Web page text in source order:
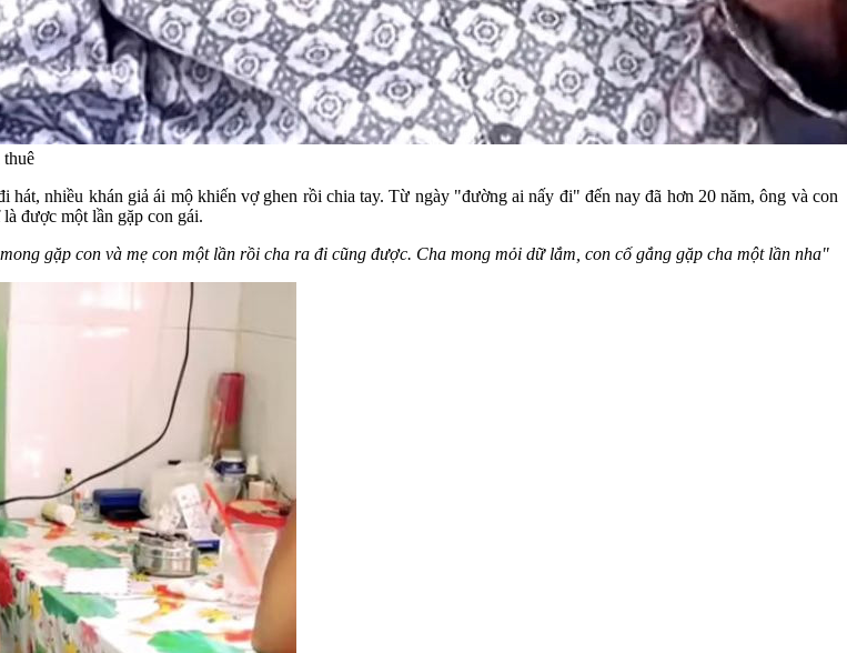
thuê
nhiều khán giả ái mộ khiến vợ ghen rồi chia tay. Từ ngày "đường ai nấy đi" đến nay đã hơn 20 năm, ông và con
được một lần gặp con gái.
gặp con và mẹ con một lần rồi cha ra đi cũng được. Cha mong mỏi dữ lắm, con cố gắng gặp cha một lần nha"